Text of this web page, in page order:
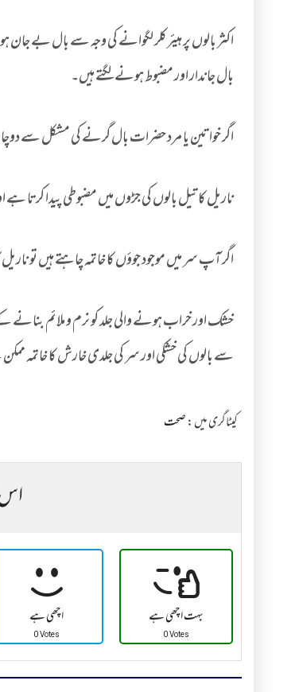
اکثر بالوں پر ہیئرکلر لگوانے کی وجہ سے بال بے
بال جاندار اور مضبوط ہونے لگتے ہیں۔
اگر خواتین یا مرد حضرات بال گرنے کی مشکل سے
ناریل کا تیل بالوں کی جڑوں میں مضبوطی پیدا کرتا
اگر آپ سر میں موجود جوؤں کا خاتمہ چاہتے ہیں تو
خشک اور خراب ہونے والی جلد کو نرم و ملائم
سے بالوں کی خشکی اور سر کی جلدی خارش کا خاتمہ
کیٹاگری میں :صحت
اچھی ہے
0 Votes
بہت اچھی ہے
0 Votes